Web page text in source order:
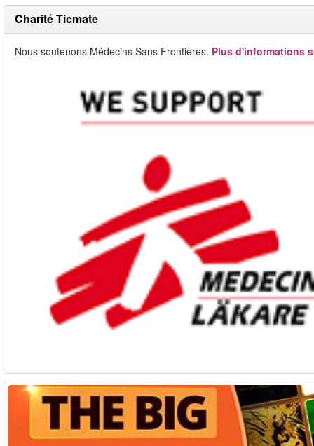
Charité Ticmate
Nous soutenons Médecins Sans Frontières. Plus d'informations